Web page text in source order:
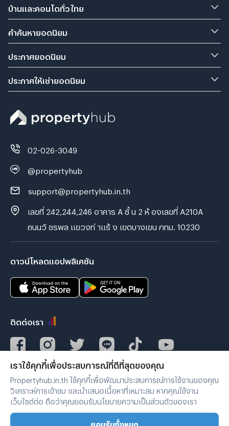
บ้านและคอนโดทั่วไทย
คำค้นหายอดนิยม
ประกาศยอดนิยม
ประกาศให้เช่ายอดนิยม
02-026-3049
@propertyhub
support@propertyhub.in.th
เลขที่ 242,244,246 อาคาร A ชั้ น 2 ห้ องเลขที่ A210A
ถนนวั ชรพล แขวงท่ าแร้ ง เขตบางเขน กทม. 10230
ดาวน์โหลดแอปพลิเคชัน
ติดต่อเรา
เราใช้คุกกี้เพื่อประสบการณ์ที่ดีที่สุดของคุณ
Propertyhub.in.th ใช้คุกกี้เพื่อพัฒนาประสบการณ์การใช้งานของคุณ
วิเคราะห์การเข้าชม และนำเสนอเนื้อหาที่เหมาะสม หากคุณใช้งาน
เว็บไซต์ต่อ ถือว่าคุณยอมรับนโยบายความเป็นส่วนตัวของเรา
ยอมรับทั้งหมด